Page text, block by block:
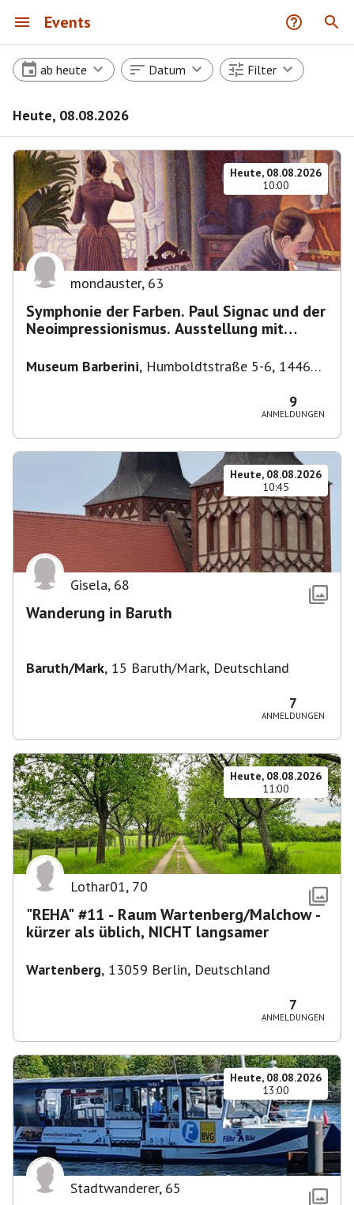
Events
ab heute Datum Filter
Heute, 08.08.2026
Heute, 08.08.2026
10:00
mondauster, 63
Symphonie der Farben. Paul Signac und der
Neoimpressionismus. Ausstellung mit
Museum Barberini, Humboldtstraße 5-6, 14467
9
ANMELDUNGEN
Heute, 08.08.2026
10:45
Gisela, 68
Wanderung in Baruth
Baruth/Mark, 15 Baruth/Mark, Deutschland
7
ANMELDUNGEN
Heute, 08.08.2026
11:00
Lothar01, 70
"REHA" #11 - Raum Wartenberg/Malchow -
kürzer als üblich, NICHT langsamer
Wartenberg, 13059 Berlin, Deutschland
7
ANMELDUNGEN
Heute, 08.08.2026
13:00
Stadtwanderer, 65